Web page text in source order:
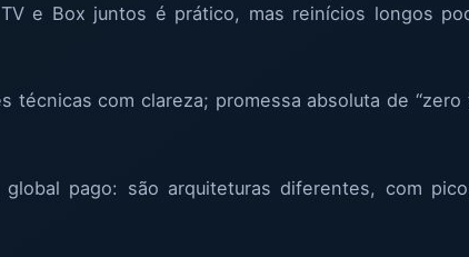
e Box juntos é prático, mas reinícios longos
técnicas com clareza; promessa absoluta de “zero
global pago: são arquiteturas diferentes, com